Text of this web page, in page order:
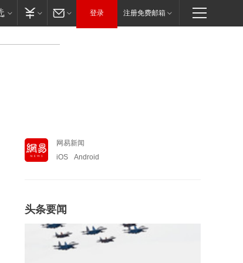
登录 注册免费邮箱
网易新闻
iOS
Android
头条要闻